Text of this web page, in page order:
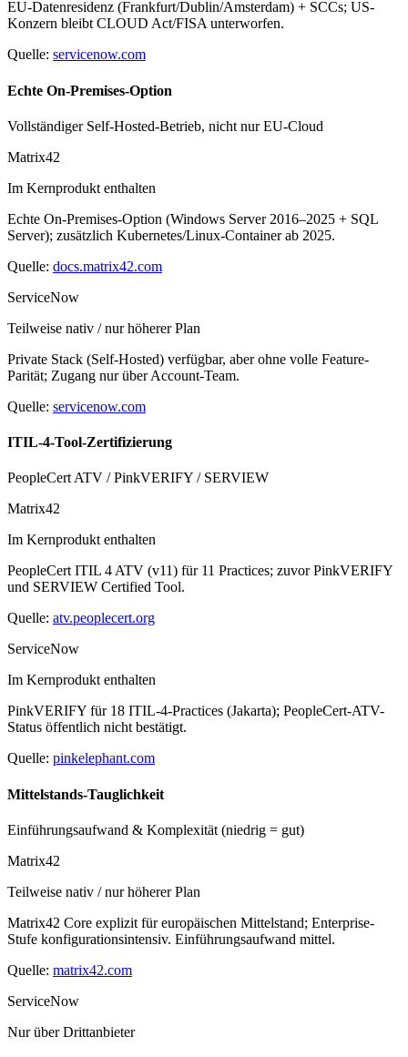
EU-Datenresidenz (Frankfurt/Dublin/Amsterdam) + SCCs; US-
Konzern bleibt CLOUD Act/FISA unterworfen.
Quelle: servicenow.com
Echte On-Premises-Option
Vollständiger Self-Hosted-Betrieb, nicht nur EU-Cloud
Matrix42
Im Kernprodukt enthalten
Echte On-Premises-Option (Windows Server 2016–2025 + SQL
Server); zusätzlich Kubernetes/Linux-Container ab 2025.
Quelle: docs.matrix42.com
ServiceNow
Teilweise nativ / nur höherer Plan
Private Stack (Self-Hosted) verfügbar, aber ohne volle Feature-
Parität; Zugang nur über Account-Team.
Quelle: servicenow.com
ITIL-4-Tool-Zertifizierung
PeopleCert ATV / PinkVERIFY / SERVIEW
Matrix42
Im Kernprodukt enthalten
PeopleCert ITIL 4 ATV (v11) für 11 Practices; zuvor PinkVERIFY
und SERVIEW Certified Tool.
Quelle: atv.peoplecert.org
ServiceNow
Im Kernprodukt enthalten
PinkVERIFY für 18 ITIL-4-Practices (Jakarta); PeopleCert-ATV-
Status öffentlich nicht bestätigt.
Quelle: pinkelephant.com
Mittelstands-Tauglichkeit
Einführungsaufwand & Komplexität (niedrig = gut)
Matrix42
Teilweise nativ / nur höherer Plan
Matrix42 Core explizit für europäischen Mittelstand; Enterprise-
Stufe konfigurationsintensiv. Einführungsaufwand mittel.
Quelle: matrix42.com
ServiceNow
Nur über Drittanbieter